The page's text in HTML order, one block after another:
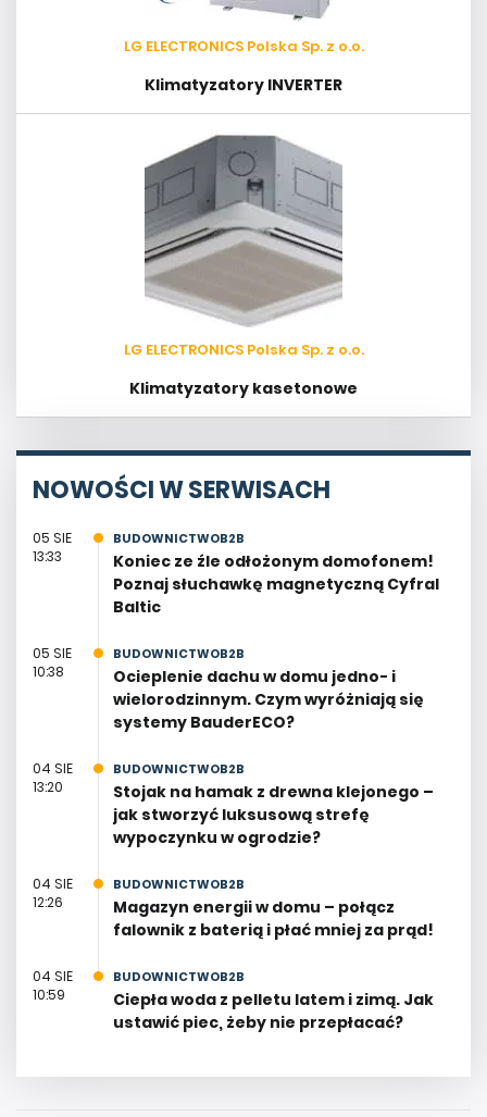
LG ELECTRONICS Polska Sp. z o.o.
Klimatyzatory INVERTER
LG ELECTRONICS Polska Sp. z o.o.
Klimatyzatory kasetonowe
NOWOŚCI W SERWISACH
05 SIE
13:33
BUDOWNICTWOB2B
Koniec ze źle odłożonym domofonem!
Poznaj słuchawkę magnetyczną Cyfral
Baltic
05 SIE
10:38
BUDOWNICTWOB2B
Ocieplenie dachu w domu jedno- i
wielorodzinnym. Czym wyróżniają się
systemy BauderECO?
04 SIE
13:20
BUDOWNICTWOB2B
Stojak na hamak z drewna klejonego –
jak stworzyć luksusową strefę
wypoczynku w ogrodzie?
04 SIE
12:26
BUDOWNICTWOB2B
Magazyn energii w domu – połącz
falownik z baterią i płać mniej za prąd!
04 SIE
10:59
BUDOWNICTWOB2B
Ciepła woda z pelletu latem i zimą. Jak
ustawić piec, żeby nie przepłacać?